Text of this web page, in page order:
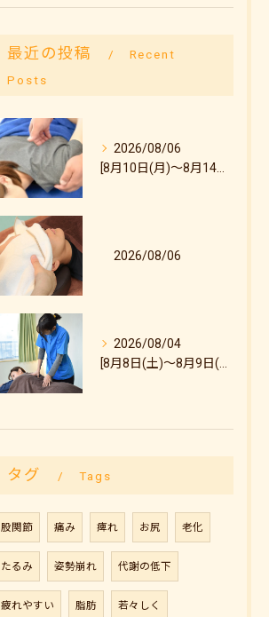
最近の投稿
Recent
Posts
2026/08/06
2026/08/06
2026/08/04
タグ Tags
股関節 痛み 痺れ お尻 老化
たるみ 姿勢崩れ 代謝の低下
疲れやすい 脂肪 若々しく